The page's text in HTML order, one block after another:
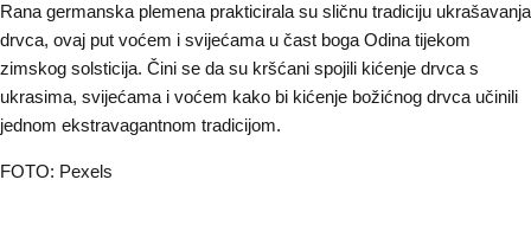
Rana germanska plemena prakticirala su sličnu tradiciju ukrašavanja
drvca, ovaj put voćem i svijećama u čast boga Odina tijekom
zimskog solsticija. Čini se da su kršćani spojili kićenje drvca s
ukrasima, svijećama i voćem kako bi kićenje božićnog drvca učinili
jednom ekstravagantnom tradicijom.
FOTO: Pexels